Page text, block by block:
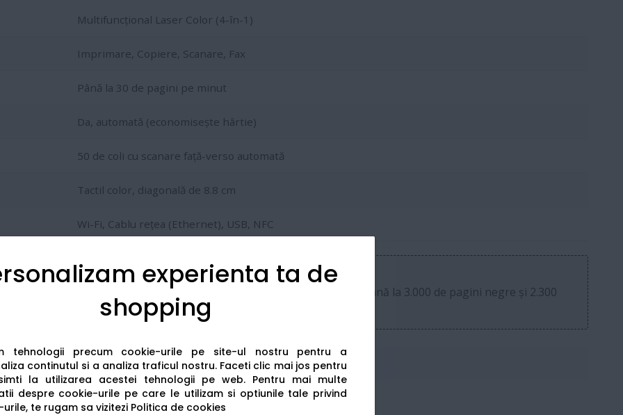
experienta ta de
shopping
tehnologii precum cookie-urile pe site-ul nostru pentru a
continutul si a analiza traficul nostru. Faceti clic mai jos pentru
la utilizarea acestei tehnologii pe web. Pentru mai multe
despre cookie-urile pe care le utilizam si optiunile tale privind
te rugam sa vizitezi Politica de cookies
Multifuncțional Laser Color (4-în-1)
Imprimare, Copiere, Scanare, Fax
Până la 30 de pagini pe minut
Da, automată (economisește hârtie)
50 de coli cu scanare față-verso automată
Tactil color, diagonală de 8.8 cm
Wi-Fi, Cablu rețea (Ethernet), USB, NFC
tonerele de mare capacitate
TN248XL
. Acestea îți permit să imprimi până la 3.000 de pagini negre și 2.300